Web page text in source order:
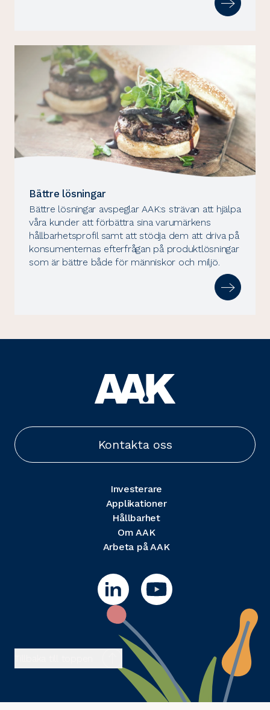
Bättre lösningar
Bättre lösningar avspeglar AAK:s strävan att hjälpa
våra kunder att förbättra sina varumärkens
hållbarhetsprofil samt att stödja dem att driva på
konsumenternas efterfrågan på produktlösningar
som är bättre både för människor och miljö.
Kontakta oss
Investerare
Applikationer
Hållbarhet
Om AAK
Arbeta på AAK